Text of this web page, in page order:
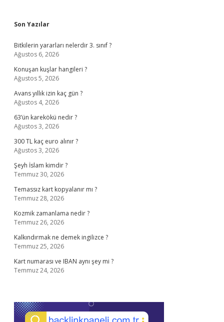
Sidebar
Son Yazılar
Bitkilerin yararları nelerdir 3. sınıf ?
Ağustos 6, 2026
Konuşan kuşlar hangileri ?
Ağustos 5, 2026
Avans yıllık izin kaç gün ?
Ağustos 4, 2026
63’ün karekökü nedir ?
Ağustos 3, 2026
300 TL kaç euro alınır ?
Ağustos 3, 2026
Şeyh İslam kimdir ?
Temmuz 30, 2026
Temassız kart kopyalanır mı ?
Temmuz 28, 2026
Kozmik zamanlama nedir ?
Temmuz 26, 2026
Kalkındırmak ne demek ingilizce ?
Temmuz 25, 2026
Kart numarası ve IBAN aynı şey mi ?
Temmuz 24, 2026